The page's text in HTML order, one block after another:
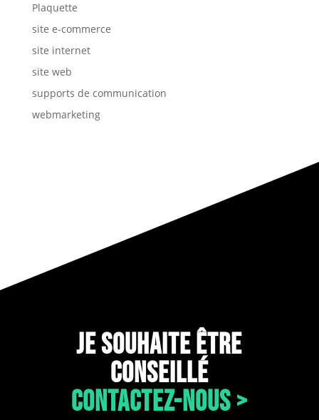
Plaquette
site e-commerce
site internet
site web
supports de communication
webmarketing
JE SOUHAITE ÊTRE
CONSEILLÉ
CONTACTEZ-NOUS >